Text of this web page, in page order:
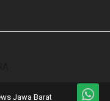
Jawa Barat